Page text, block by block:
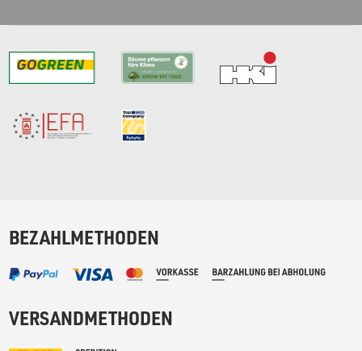
BEZAHLMETHODEN
VERSANDMETHODEN